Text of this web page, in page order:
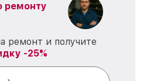
ремонту
ремонт и получите
-25%